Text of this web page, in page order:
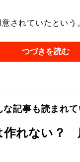
されていたという
つづきを読む
な記事も読まれ
作れない？